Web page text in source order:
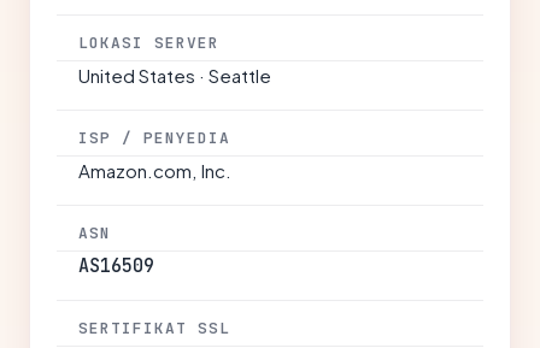
LOKASI SERVER
United States · Seattle
ISP / PENYEDIA
Amazon.com, Inc.
ASN
AS16509
SERTIFIKAT SSL